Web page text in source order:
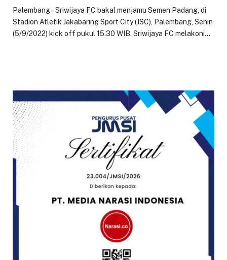
Palembang – Sriwijaya FC bakal menjamu Semen Padang, di
Stadion Atletik Jakabaring Sport City (JSC), Palembang, Senin
(5/9/2022) kick off pukul 15.30 WIB. Sriwijaya FC melakoni…